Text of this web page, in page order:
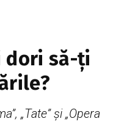
dori să-ți
„Tate” și „Opera